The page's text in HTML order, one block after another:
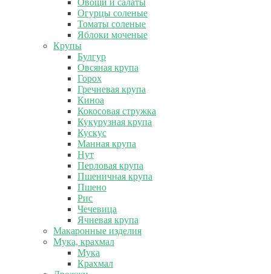
Овощи и салаты
Огурцы соленые
Томаты соленые
Яблоки моченые
Крупы
Булгур
Овсяная крупа
Горох
Гречневая крупа
Киноа
Кокосовая стружка
Кукурузная крупа
Кускус
Манная крупа
Нут
Перловая крупа
Пшеничная крупа
Пшено
Рис
Чечевица
Ячневая крупа
Макаронные изделия
Мука, крахмал
Мука
Крахмал